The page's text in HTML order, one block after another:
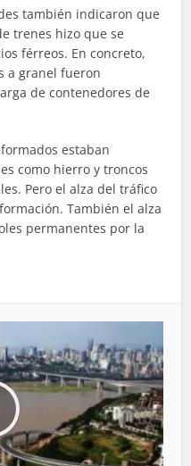
también indicaron que
trenes hizo que se
férreos. En concreto,
a granel fueron
de contenedores de
estaban
como hierro y troncos
Pero el alza del tráfico
También el alza
permanentes por la